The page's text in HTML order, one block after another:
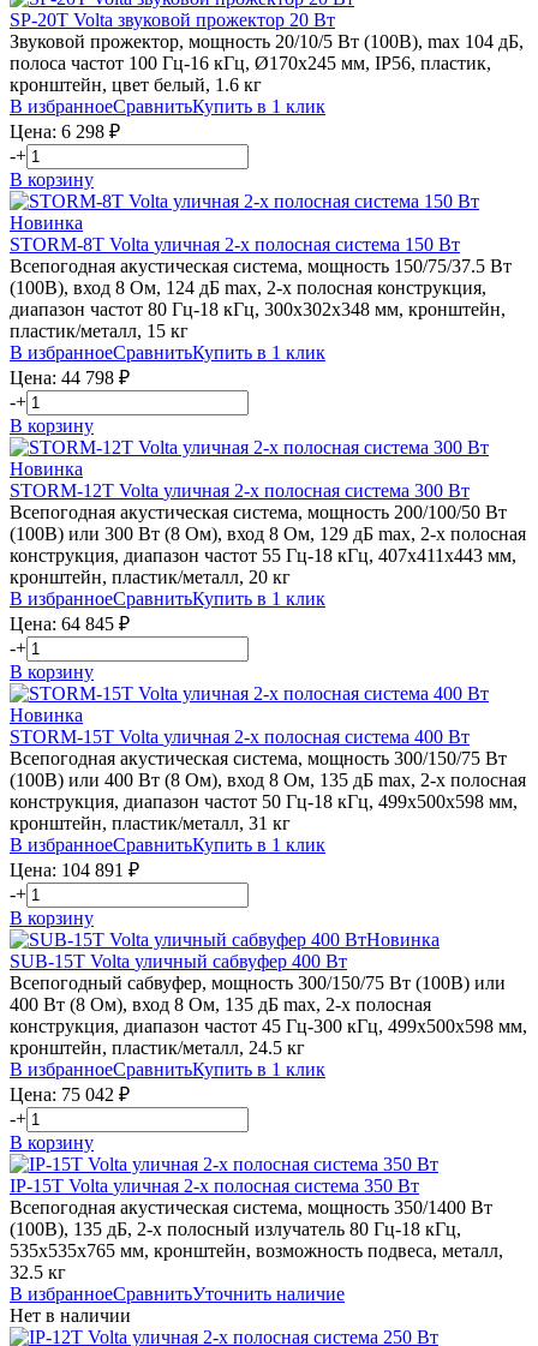
SP-20T Volta звуковой прожектор 20 Вт
Звуковой прожектор, мощность 20/10/5 Вт (100В), max 104 дБ,
полоса частот 100 Гц-16 кГц, Ø170х245 мм, IP56, пластик,
кронштейн, цвет белый, 1.6 кг
В избранноеСравнитьКупить в 1 клик
Цена: 6 298 ₽
-+
В корзину
Новинка
STORM-8T Volta уличная 2-х полосная система 150 Вт
Всепогодная акустическая система, мощность 150/75/37.5 Вт
(100В), вход 8 Ом, 124 дБ max, 2-х полосная конструкция,
диапазон частот 80 Гц-18 кГц, 300х302х348 мм, кронштейн,
пластик/металл, 15 кг
В избранноеСравнитьКупить в 1 клик
Цена: 44 798 ₽
-+
В корзину
Новинка
STORM-12T Volta уличная 2-х полосная система 300 Вт
Всепогодная акустическая система, мощность 200/100/50 Вт
(100В) или 300 Вт (8 Ом), вход 8 Ом, 129 дБ max, 2-х полосная
конструкция, диапазон частот 55 Гц-18 кГц, 407х411х443 мм,
кронштейн, пластик/металл, 20 кг
В избранноеСравнитьКупить в 1 клик
Цена: 64 845 ₽
-+
В корзину
Новинка
STORM-15T Volta уличная 2-х полосная система 400 Вт
Всепогодная акустическая система, мощность 300/150/75 Вт
(100В) или 400 Вт (8 Ом), вход 8 Ом, 135 дБ max, 2-х полосная
конструкция, диапазон частот 50 Гц-18 кГц, 499х500х598 мм,
кронштейн, пластик/металл, 31 кг
В избранноеСравнитьКупить в 1 клик
Цена: 104 891 ₽
-+
В корзину
Новинка
SUB-15T Volta уличный сабвуфер 400 Вт
Всепогодный сабвуфер, мощность 300/150/75 Вт (100В) или
400 Вт (8 Ом), вход 8 Ом, 135 дБ max, 2-х полосная
конструкция, диапазон частот 45 Гц-300 кГц, 499х500х598 мм,
кронштейн, пластик/металл, 24.5 кг
В избранноеСравнитьКупить в 1 клик
Цена: 75 042 ₽
-+
В корзину
IP-15T Volta уличная 2-х полосная система 350 Вт
Всепогодная акустическая система, мощность 350/1400 Вт
(100В), 135 дБ, 2-х полосный излучатель 80 Гц-18 кГц,
535х535х765 мм, кронштейн, возможность подвеса, металл,
32.5 кг
В избранноеСравнитьУточнить наличие
Нет в наличии